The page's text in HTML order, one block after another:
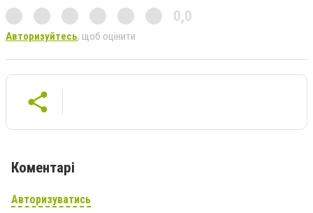
0,0
Авторизуйтесь, щоб оцінити
Коментарі
Авторизуватись